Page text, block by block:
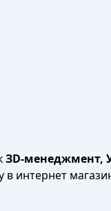
ЗD-менеджмент,
в интернет